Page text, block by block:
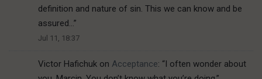
definition and nature of sin. This we can know and be
assured… ”
Jul 11, 18:37
Victor Hafichuk on Acceptance: “I often wonder about